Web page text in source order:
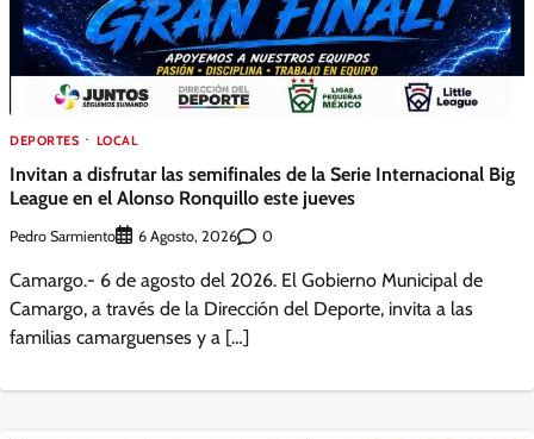
DEPORTES LOCAL
Invitan a disfrutar las semifinales de la Serie Internacional Big
League en el Alonso Ronquillo este jueves
Pedro Sarmiento 6 Agosto, 2026 0
Camargo.- 6 de agosto del 2026. El Gobierno Municipal de
Camargo, a través de la Dirección del Deporte, invita a las
familias camarguenses y a […]